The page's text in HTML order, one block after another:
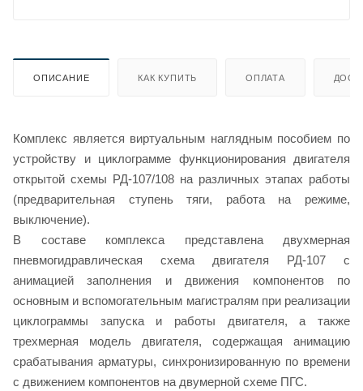
ОПИСАНИЕ КАК КУПИТЬ ОПЛАТА
Комплекс является виртуальным наглядным пособием по
устройству и циклограмме функционирования двигателя
открытой схемы РД-107/108 на различных этапах работы
(предварительная ступень тяги, работа на режиме,
выключение).
В составе комплекса представлена двухмерная
пневмогидравлическая схема двигателя РД-107 с
анимацией заполнения и движения компонентов по
основным и вспомогательным магистралям при реализации
циклограммы запуска и работы двигателя, а также
трехмерная модель двигателя, содержащая анимацию
срабатывания арматуры, синхронизированную по времени
с движением компонентов на двумерной схеме ПГС.